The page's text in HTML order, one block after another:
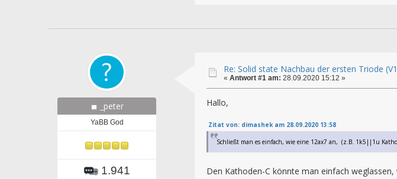
_peter
YaBB God
1.941
Re: Solid state Nachbau der ersten Triode
« Antwort #1 am: 28.09.2020 15:12 »
Hallo,
Zitat von: dimashek am 28.09.2020 13:58
Schließt man es einfach, wie eine 12ax7 an, (z.B. 1k5||1u
Den Kathoden-C könnte man einfach